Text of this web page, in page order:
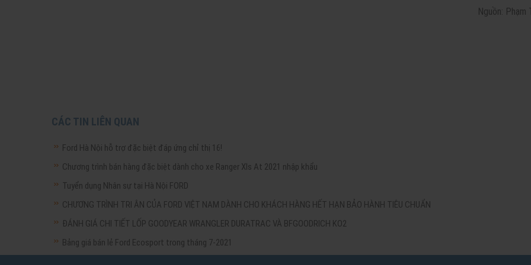
Nguồn: Phạm
CÁC TIN LIÊN QUAN
Ford Hà Nội hỗ trợ đặc biệt đáp ứng chỉ thị 16!
Chương trình bán hàng đặc biệt dành cho xe Ranger Xls At 2021 nhập khẩu
Tuyển dụng Nhân sự tại Hà Nội FORD
CHƯƠNG TRÌNH TRI ÂN CỦA FORD VIỆT NAM DÀNH CHO KHÁCH HÀNG HẾT HẠN BẢO HÀNH TIÊU CHUẨN
ĐÁNH GIÁ CHI TIẾT LỐP GOODYEAR WRANGLER DURATRAC VÀ BFGOODRICH KO2
Bảng giá bán lẻ Ford Ecosport trong tháng 7-2021